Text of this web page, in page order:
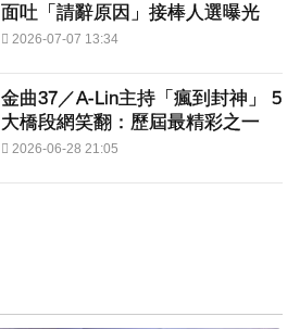
面吐「請辭原因」接棒人選曝光
2026-07-07 13:34
金曲37／A-Lin主持「瘋到封神」 5
大橋段網笑翻：歷屆最精彩之一
2026-06-28 21:05